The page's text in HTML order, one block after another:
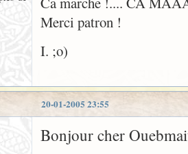
Merci patron !
I. ;o)
20-01-2005 23:55
Bonjour cher